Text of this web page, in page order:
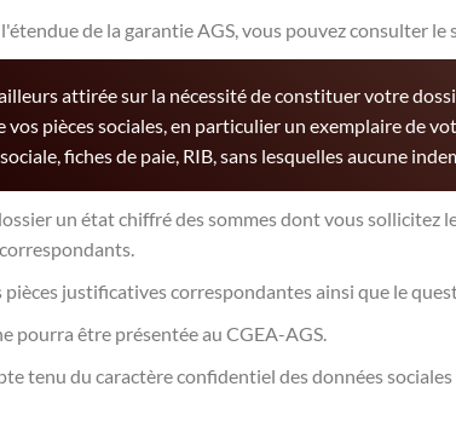
de la garantie AGS, vous pouvez consulter le
attirée sur la nécessité de constituer votre
vos pièces sociales, en particulier un exemplaire de
fiches de paie, RIB, sans lesquelles aucune
un état chiffré des sommes dont vous sollicitez
justificatives correspondantes ainsi que le
pourra être présentée au CGEA-AGS.
tenu du caractère confidentiel des données